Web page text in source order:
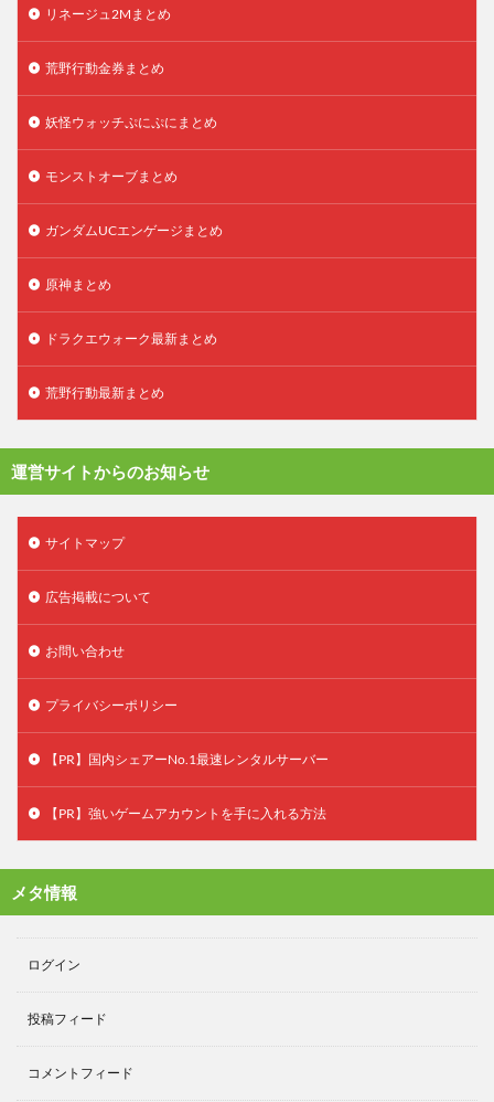
リネージュ2Mまとめ
荒野行動金券まとめ
妖怪ウォッチぷにぷにまとめ
モンストオーブまとめ
ガンダムUCエンゲージまとめ
原神まとめ
ドラクエウォーク最新まとめ
荒野行動最新まとめ
運営サイトからのお知らせ
サイトマップ
広告掲載について
お問い合わせ
プライバシーポリシー
【PR】国内シェアーNo.1最速レンタルサーバー
【PR】強いゲームアカウントを手に入れる方法
メタ情報
ログイン
投稿フィード
コメントフィード